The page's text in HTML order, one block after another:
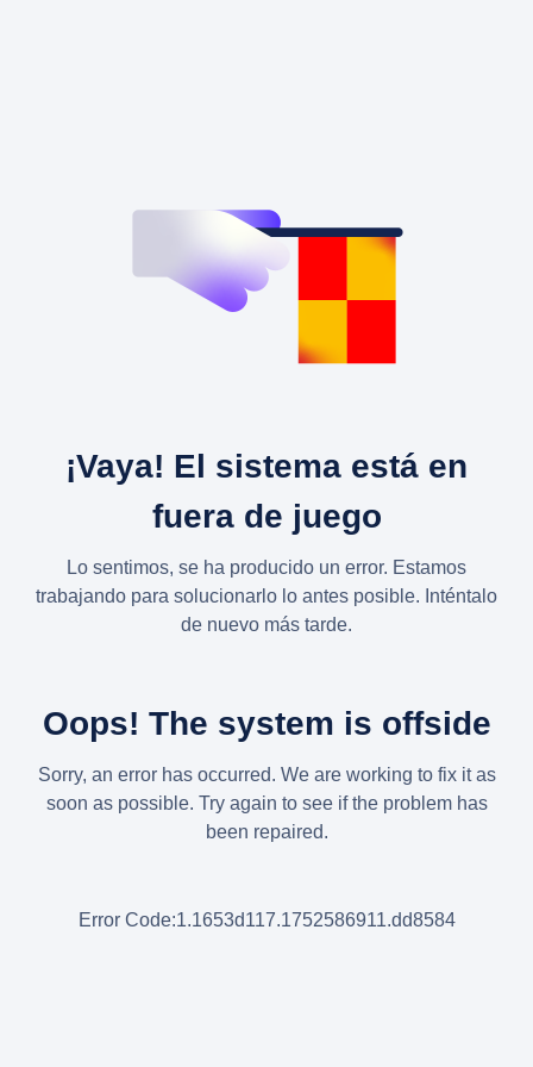
¡Vaya! El sistema está en
fuera de juego
Lo sentimos, se ha producido un error. Estamos
trabajando para solucionarlo lo antes posible. Inténtalo
de nuevo más tarde.
Oops! The system is offside
Sorry, an error has occurred. We are working to fix it as
soon as possible. Try again to see if the problem has
been repaired.
Error Code:1.1653d117.1752586911.dd8584